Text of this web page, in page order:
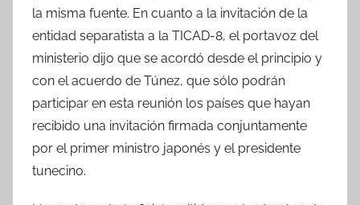
la misma fuente. En cuanto a la invitación de la
entidad separatista a la TICAD-8, el portavoz del
ministerio dijo que se acordó desde el principio y
con el acuerdo de Túnez, que sólo podrán
participar en esta reunión los países que hayan
recibido una invitación firmada conjuntamente
por el primer ministro japonés y el presidente
tunecino.